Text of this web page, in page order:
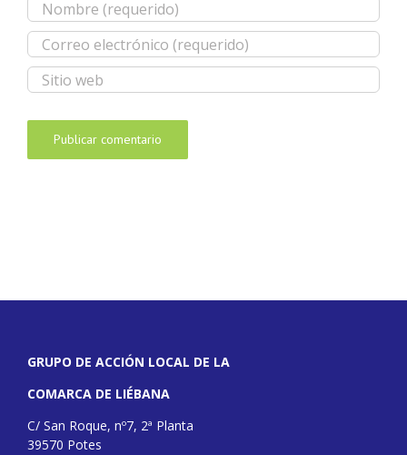
GRUPO DE ACCIÓN LOCAL DE LA
COMARCA DE LIÉBANA
C/ San Roque, nº7, 2ª Planta
39570 Potes